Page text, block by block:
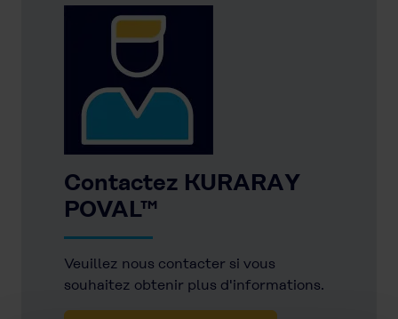
Contactez KURARAY
POVAL™
Veuillez nous contacter si vous
souhaitez obtenir plus d'informations.